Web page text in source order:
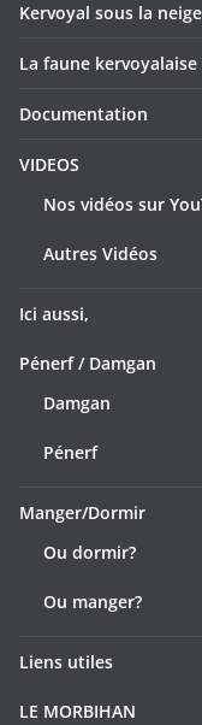
Kervoyal sous la neige
La faune kervoyalaise
Documentation
VIDEOS
Nos vidéos sur
Autres Vidéos
Ici aussi,
Pénerf / Damgan
Damgan
Pénerf
Manger/Dormir
Ou dormir?
Ou manger?
Liens utiles
LE MORBIHAN